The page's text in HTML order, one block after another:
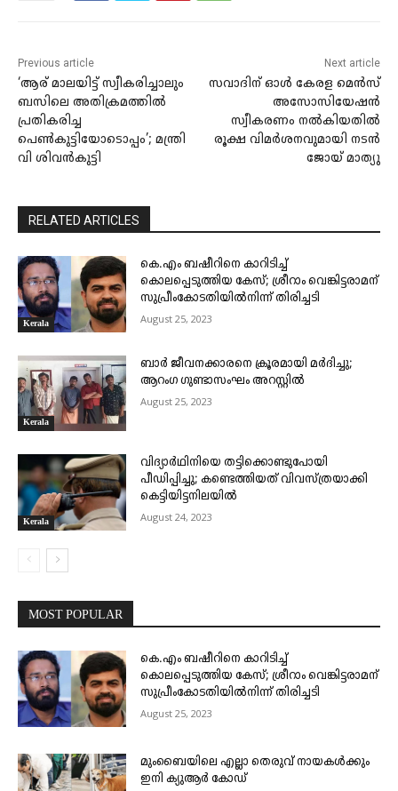
Previous article
‘ആര് മാലയിട്ട് സ്വീകരിച്ചാലും
ബസിലെ അതിക്രമത്തിൽ
പ്രതികരിച്ച
പെൺകുട്ടിയോടൊപ്പം’; മന്ത്രി
വി ശിവൻകുട്ടി
Next article
സവാദിന് ഓൾ കേരള മെൻസ്
അസോസിയേഷൻ
സ്വീകരണം നൽകിയതിൽ
രൂക്ഷ വിമർശനവുമായി നടൻ
ജോയ് മാത്യു
RELATED ARTICLES
Kerala
കെ.എം ബഷീറിനെ കാറിടിച്ച്
കൊലപ്പെടുത്തിയ കേസ്; ശ്രീറാം വെങ്കിട്ടരാമന്
സുപ്രീംകോടതിയിൽനിന്ന് തിരിച്ചടി
August 25, 2023
Kerala
ബാർ ജീവനക്കാരനെ ക്രൂരമായി മർദിച്ചു;
ആറംഗ ഗുണ്ടാസംഘം അറസ്റ്റിൽ
August 25, 2023
Kerala
വിദ്യാർഥിനിയെ തട്ടിക്കൊണ്ടുപോയി
പീഡിപ്പിച്ചു; കണ്ടെത്തിയത് വിവസ്ത്രയാക്കി
കെട്ടിയിട്ടനിലയിൽ
August 24, 2023
MOST POPULAR
കെ.എം ബഷീറിനെ കാറിടിച്ച്
കൊലപ്പെടുത്തിയ കേസ്; ശ്രീറാം വെങ്കിട്ടരാമന്
സുപ്രീംകോടതിയിൽനിന്ന് തിരിച്ചടി
August 25, 2023
മുംബൈയിലെ എല്ലാ തെരുവ് നായകൾക്കും
ഇനി ക്യുആർ കോഡ്